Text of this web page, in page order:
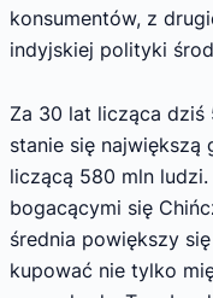
konsumentów, z
indyjskiej polityki
Za 30 lat licząca dziś
stanie się największą
liczącą 580 mln
bogacącymi się
średnia powiększy
kupować nie tylko